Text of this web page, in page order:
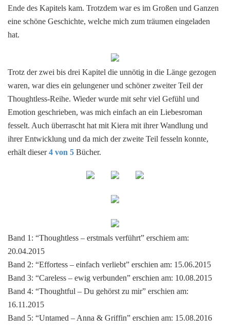
Ende des Kapitels kam. Trotzdem war es im Großen und Ganzen
eine schöne Geschichte, welche mich zum träumen eingeladen
hat.
Trotz der zwei bis drei Kapitel die unnötig in die Länge gezogen
waren, war dies ein gelungener und schöner zweiter Teil der
Thoughtless-Reihe. Wieder wurde mit sehr viel Gefühl und
Emotion geschrieben, was mich einfach an ein Liebesroman
fesselt. Auch überrascht hat mit Kiera mit ihrer Wandlung und
ihrer Entwicklung und da mich der zweite Teil fesseln konnte,
erhält dieser4 von 5 Bücher.
Band 1: “Thoughtless – erstmals verführt” erschiem am:
20.04.2015
Band 2: “Effortess – einfach verliebt” erschien am: 15.06.2015
Band 3: “Careless – ewig verbunden” erschien am: 10.08.2015
Band 4: “Thoughtful – Du gehörst zu mir” erschien am:
16.11.2015
Band 5: “Untamed – Anna & Griffin” erschien am: 15.08.2016